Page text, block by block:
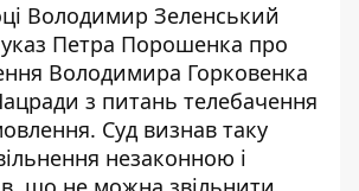
Володимир Зеленський
указ Петра Порошенка про
Володимира Горковенка
з питань телебачення
Суд визнав таку
незаконною і